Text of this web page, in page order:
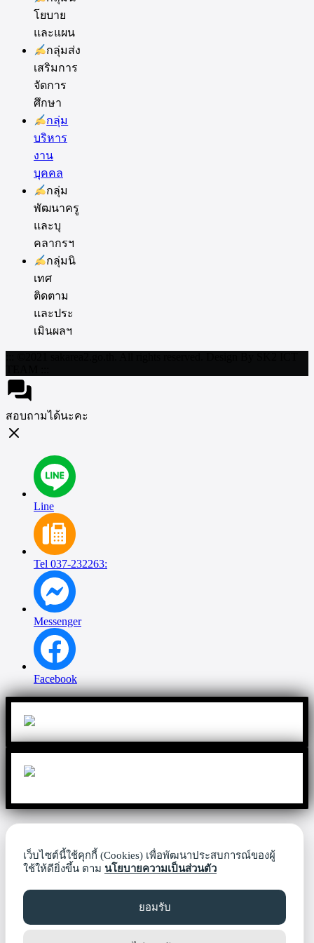
โยบาย
และแผน
กลุ่มส่ง
เสริมการ
จัดการ
ศึกษา
กลุ่ม
บริหาร
งาน
บุคคล
กลุ่ม
พัฒนาครู
และบุ
คลากรฯ
กลุ่มนิ
เทศ
ติดตาม
และประ
เมินผลฯ
สอบถามได้นะคะ
Line
Tel 037-232263:
Messenger
Facebook
เว็บไซต์นี้ใช้คุกกี้ (Cookies) เพื่อพัฒนาประสบการณ์ของผู้
ใช้ให้ดียิ่งขึ้น ตาม นโยบายความเป็นส่วนตัว
ยอมรับ